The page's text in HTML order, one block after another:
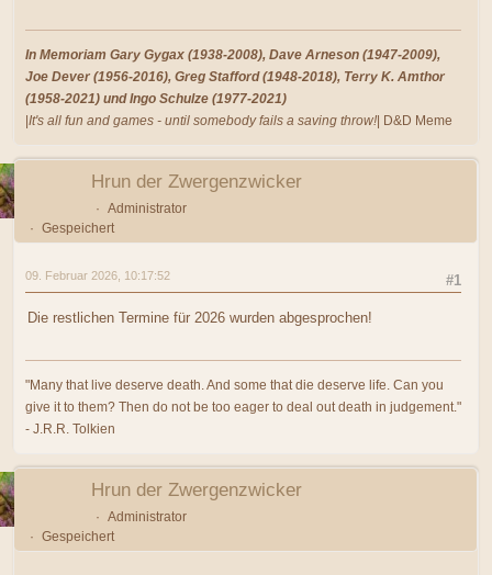
In Memoriam Gary Gygax (1938-2008), Dave Arneson (1947-2009),
Joe Dever (1956-2016), Greg Stafford (1948-2018), Terry K. Amthor
(1958-2021) und Ingo Schulze (1977-2021)
|It's all fun and games - until somebody fails a saving throw!| D&D Meme
Hrun der Zwergenzwicker
Administrator
Gespeichert
#1
09. Februar 2026, 10:17:52
Die restlichen Termine für 2026 wurden abgesprochen!
"Many that live deserve death. And some that die deserve life. Can you
give it to them? Then do not be too eager to deal out death in judgement."
- J.R.R. Tolkien
Hrun der Zwergenzwicker
Administrator
Gespeichert